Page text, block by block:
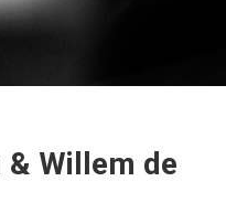
& Willem de